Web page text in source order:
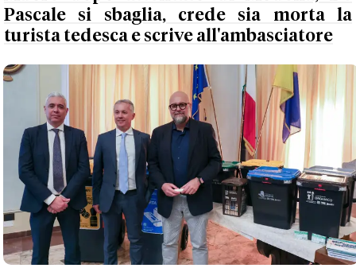
Pascale si sbaglia, crede sia morta la
turista tedesca e scrive all'ambasciatore